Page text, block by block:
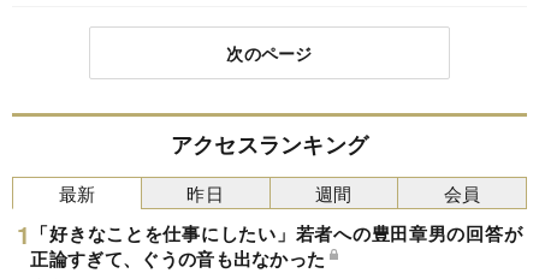
次のページ
アクセスランキング
最新
「好きなことを仕事にしたい」若者への豊田章男の回答が
正論すぎて、ぐうの音も出なかった
昨日 週間 会員